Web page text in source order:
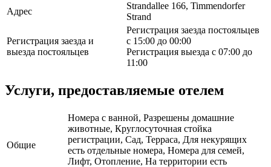
Адрес
Strandallee 166, Timmendorfer
Strand
Регистрация заезда и
выезда постояльцев
Регистрация заезда постояльцев
с 15:00 до 00:00
Регистрация выезда с 07:00 до
11:00
Услуги, предоставляемые отелем
Общие
Номера с ванной, Разрешены домашние
животные, Круглосуточная стойка
регистрации, Сад, Терраса, Для некурящих
есть отдельные номера, Номера для семей,
Лифт, Отопление, На территории есть